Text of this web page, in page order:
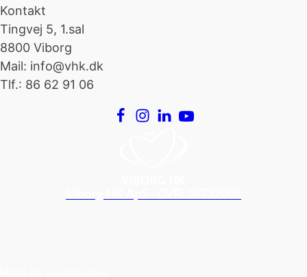
Kontakt
Tingvej 5, 1.sal
8800 Viborg
Mail: info@vhk.dk
Tlf.: 86 62 91 06